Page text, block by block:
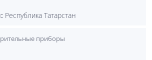
Республика Татарстан
приборы